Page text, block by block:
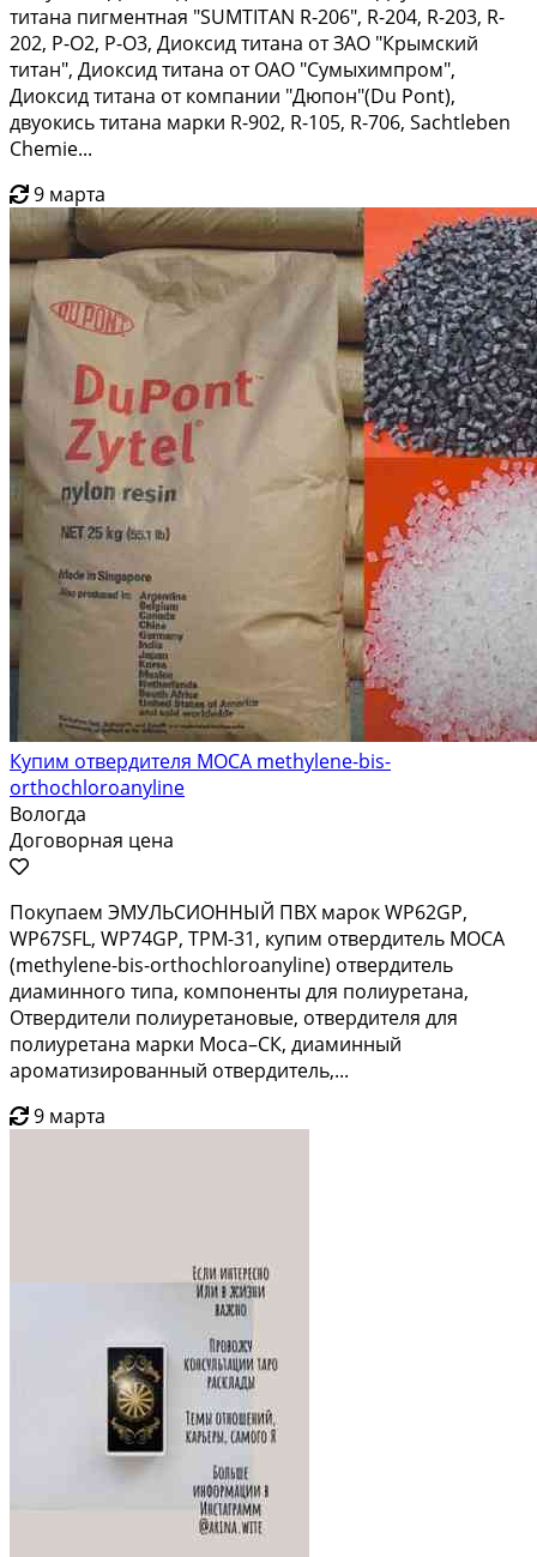
титана пигментная "SUMTITAN R-206", R-204, R-203, R-
202, Р-О2, Р-О3, Диоксид титана от ЗАО "Крымский
титан", Диоксид титана от ОАО "Сумыхимпром",
Диоксид титана от компании "Дюпон"(Du Pont),
двуокись титана марки R-902, R-105, R-706, Sachtleben
Chemie...
9 марта
Купим отвердителя MOCA methylene-bis-
orthochloroanyline
Вологда
Договорная цена
Покупаем ЭМУЛЬСИОННЫЙ ПВХ марок WP62GP,
WP67SFL, WP74GP, ТРМ-31, купим отвердитель MOCA
(methylene-bis-orthochloroanyline) отвердитель
диаминного типа, компоненты для полиуретана,
Отвердители полиуретановые, отвердителя для
полиуретана марки Moca–СК, диаминный
ароматизированный отвердитель,...
9 марта